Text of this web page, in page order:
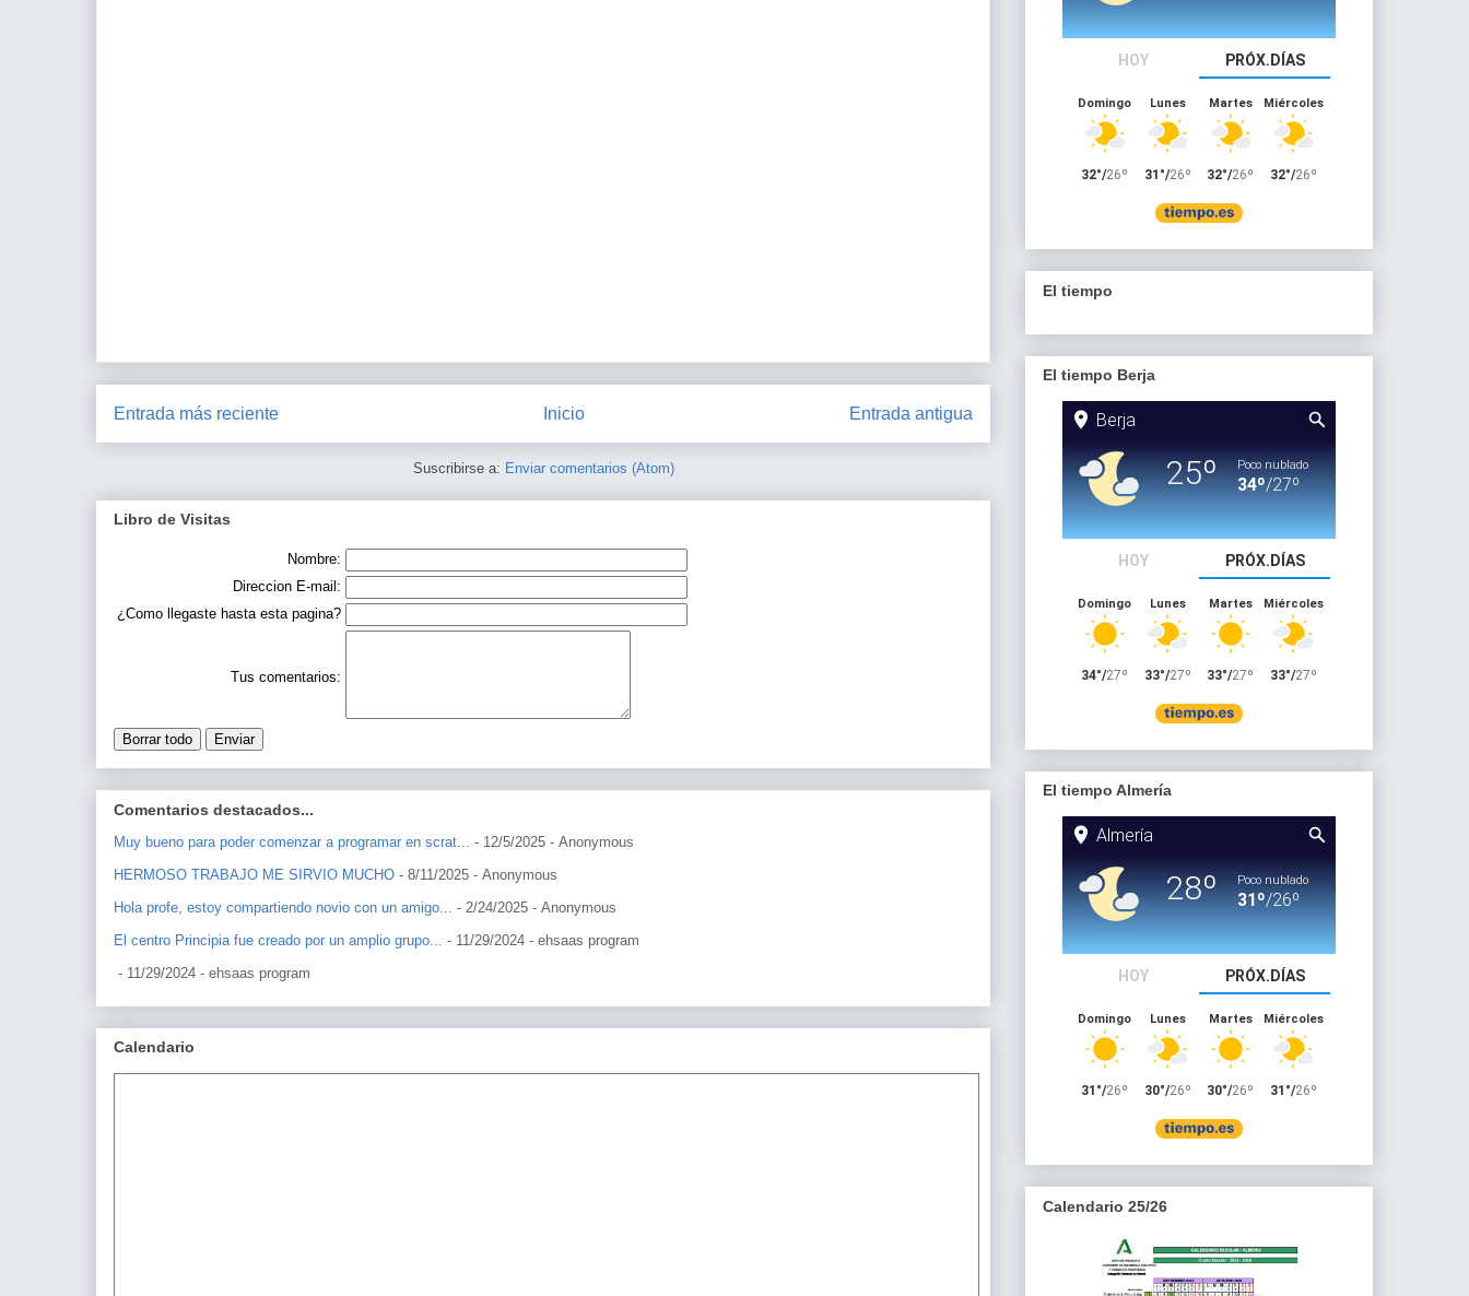
Entrada más reciente Entrada antigua
Inicio
Suscribirse a: Enviar comentarios (Atom)
Libro de Visitas
Nombre:
Direccion E-mail:
¿Como llegaste hasta esta pagina?
Tus comentarios:
Comentarios destacados...
Muy bueno para poder comenzar a programar en scrat... - 12/5/2025 - Anonymous
HERMOSO TRABAJO ME SIRVIO MUCHO - 8/11/2025 - Anonymous
Hola profe, estoy compartiendo novio con un amigo... - 2/24/2025 - Anonymous
El centro Principia fue creado por un amplio grupo... - 11/29/2024 - ehsaas program
- 11/29/2024 - ehsaas program
Calendario
El tiempo
El tiempo Berja
El tiempo Almería
Calendario 25/26